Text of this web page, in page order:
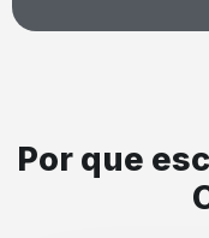
Por que